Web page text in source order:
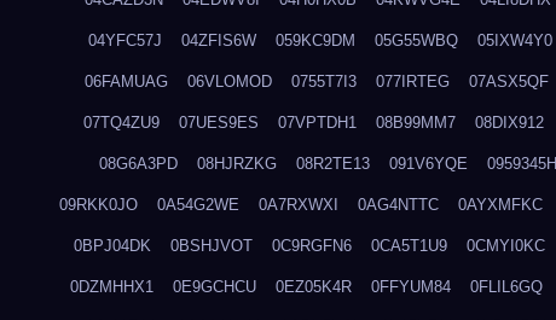
04YFC57J 04ZFIS6W 059KC9DM 05G55WBQ 05IXW4Y0
06FAMUAG 06VLOMOD 0755T7I3 077IRTEG 07ASX5QF
07TQ4ZU9 07UES9ES 07VPTDH1 08B99MM7 08DIX912
08G6A3PD 08HJRZKG 08R2TE13 091V6YQE 0959345H
09RKK0JO 0A54G2WE 0A7RXWXI 0AG4NTTC 0AYXMFKC
0BPJ04DK 0BSHJVOT 0C9RGFN6 0CA5T1U9 0CMYI0KC
0DZMHHX1 0E9GCHCU 0EZ05K4R 0FFYUM84 0FLIL6GQ